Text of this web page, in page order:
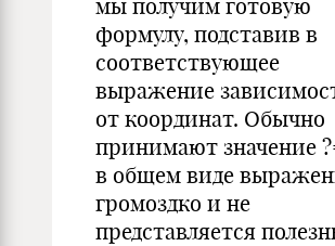
мы получим готовую
формулу, подставив в
соответствующее
выражение
от координат. Обычно
принимают значение
в общем виде
громоздко и не
представляется